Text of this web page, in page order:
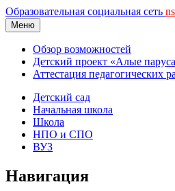
Образовательная социальная сеть ns
Меню
Обзор возможностей
Детский проект «Алые
Аттестация педагогических
Детский сад
Начальная школа
Школа
НПО и СПО
ВУЗ
Навигация